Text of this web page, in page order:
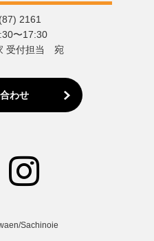
2161
〜17:30
受付担当 宛
わせ
Sachinoie